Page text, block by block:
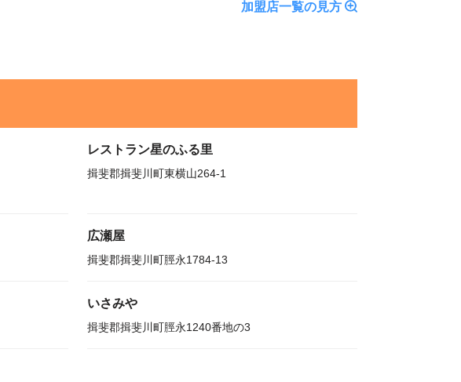
加盟店一覧の見方
レストラン星のふる里
揖斐郡揖斐川町東横山264-1
広瀬屋
揖斐郡揖斐川町脛永1784-13
いさみや
揖斐郡揖斐川町脛永1240番地の3